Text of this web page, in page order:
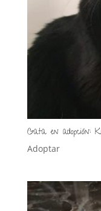
Gata en adopción:
Adoptar